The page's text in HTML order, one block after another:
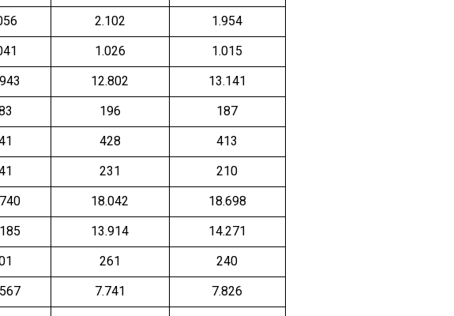
Gölbaşı
Güdül
Sincan
Yenimahalle
Pursaklar
2.102
1.954
1.026
1.015
12.802
13.141
196
187
428
413
231
210
18.042
18.698
13.914
14.271
261
240
7.741
7.826